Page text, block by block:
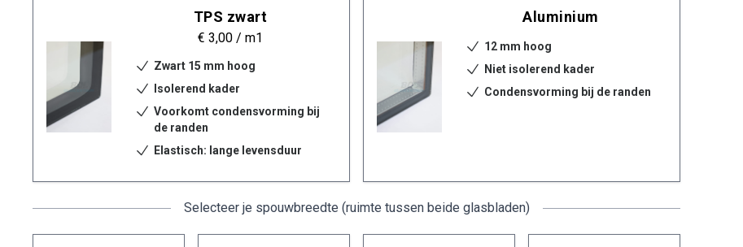
TPS zwart
€ 3,00 / m1
Zwart 15 mm hoog
Isolerend kader
Voorkomt condensvorming bij
de randen
Elastisch: lange levensduur
Aluminium
12 mm hoog
Niet isolerend kader
Condensvorming bij de randen
Selecteer je spouwbreedte (ruimte tussen beide glasbladen)